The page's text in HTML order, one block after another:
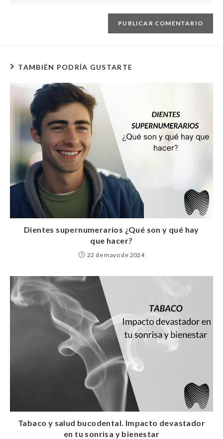
TAMBIÉN PODRÍA GUSTARTE
Dientes supernumerarios ¿Qué son y qué hay
que hacer?
22 de mayo de 2024
Tabaco y salud bucodental. Impacto devastador
en tu sonrisa y bienestar